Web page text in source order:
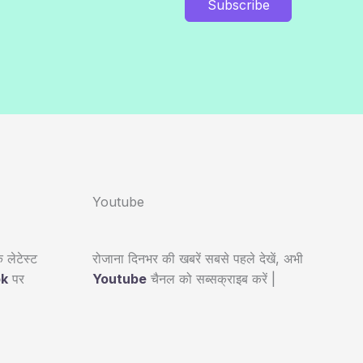
Subscribe
लेटेस्ट
पर
Youtube
रोजाना दिनभर की खबरें सबसे पहले देखें, अभी
Youtubeचैनल को सब्सक्राइब करें |